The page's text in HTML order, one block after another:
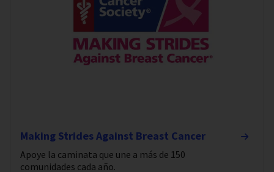
Making Strides Against Breast Cancer
Apoye la caminata que une a más de 150
comunidades cada año.